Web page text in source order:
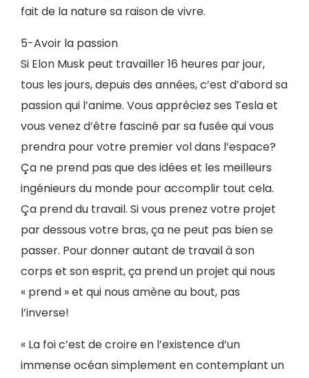
fait de la nature sa raison de vivre.
5-Avoir la passion
Si Elon Musk peut travailler 16 heures par jour,
tous les jours, depuis des années, c’est d’abord sa
passion qui l’anime. Vous appréciez ses Tesla et
vous venez d’être fasciné par sa fusée qui vous
prendra pour votre premier vol dans l’espace?
Ça ne prend pas que des idées et les meilleurs
ingénieurs du monde pour accomplir tout cela.
Ça prend du travail. Si vous prenez votre projet
par dessous votre bras, ça ne peut pas bien se
passer. Pour donner autant de travail à son
corps et son esprit, ça prend un projet qui nous
« prend » et qui nous amène au bout, pas
l’inverse!
« La foi c’est de croire en l’existence d’un
immense océan simplement en contemplant un